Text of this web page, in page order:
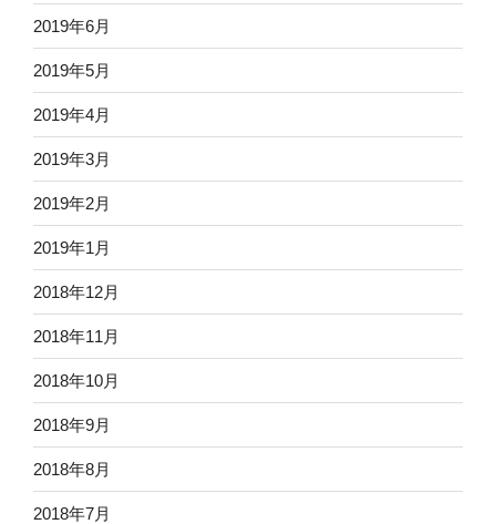
2019年6月
2019年5月
2019年4月
2019年3月
2019年2月
2019年1月
2018年12月
2018年11月
2018年10月
2018年9月
2018年8月
2018年7月